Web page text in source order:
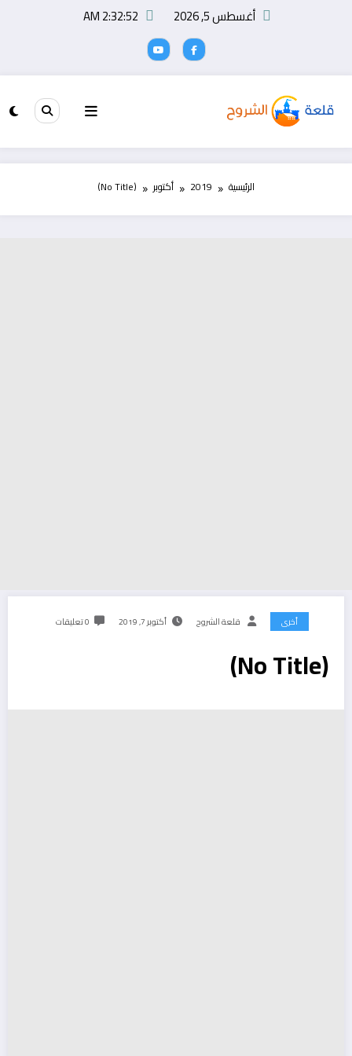
أغسطس 5, 2026 2:32:53 AM
الرئيسية 2019 أكتوبر (No Title)
أخرى قلعة الشروح أكتوبر 7, 2019 0 تعليقات
(No Title)